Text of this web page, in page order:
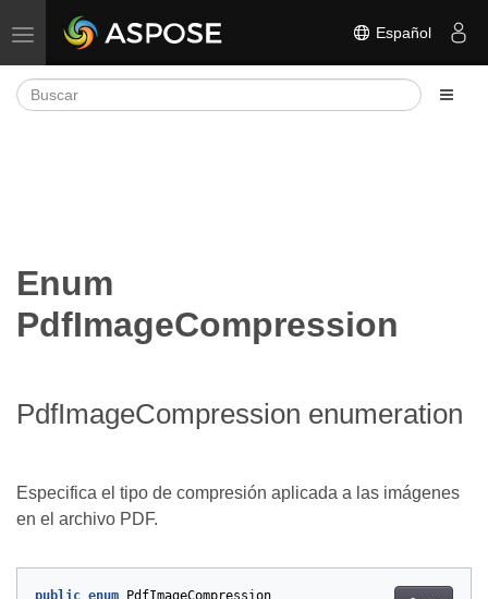
Alternar navegación Español
Enum
PdfImageCompression
PdfImageCompression enumeration
Especifica el tipo de compresión aplicada a las imágenes
en el archivo PDF.